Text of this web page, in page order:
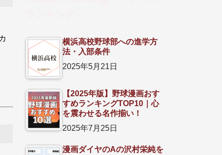
横浜高校野球部への進学方
法・入部条件
2025年5月21日
【2025年版】野球漫画おす
すめランキングTOP10｜心
を震わせる名作揃い！
2025年7月25日
漫画ダイヤのAの沢村栄純を